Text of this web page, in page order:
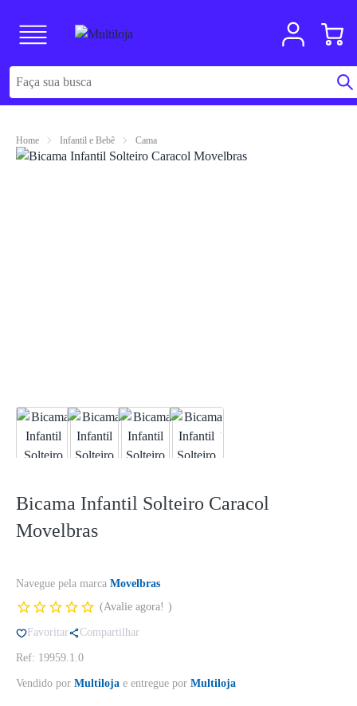
Home Infantil e Bebê Cama
Bicama Infantil Solteiro Caracol
Movelbras
Navegue pela marca Movelbras
Avalie agora!
Favoritar Compartilhar
Ref: 19959.1.0
Vendido por Multiloja e entregue por Multiloja